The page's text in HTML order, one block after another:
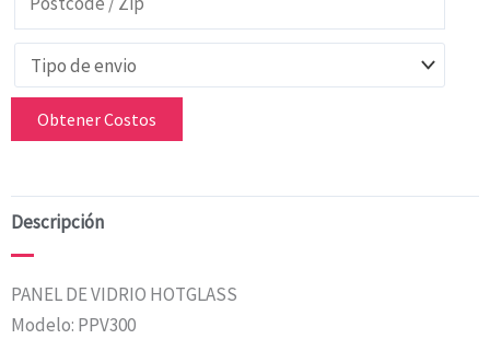
Obtener Costos
Descripción
PANEL DE VIDRIO HOTGLASS
Modelo: PPV300